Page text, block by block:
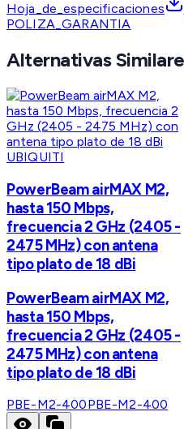
Hoja_de_especificaciones
POLIZA_GARANTIA
Alternativas
UBIQUITI
PowerBeam airMAX M2,
hasta 150 Mbps,
frecuencia 2 GHz (2405 -
2475 MHz) con antena
tipo plato de 18 dBi
PowerBeam airMAX M2,
hasta 150 Mbps,
frecuencia 2 GHz (2405 -
2475 MHz) con antena
tipo plato de 18 dBi
PBE-M2-400PBE-M2-400